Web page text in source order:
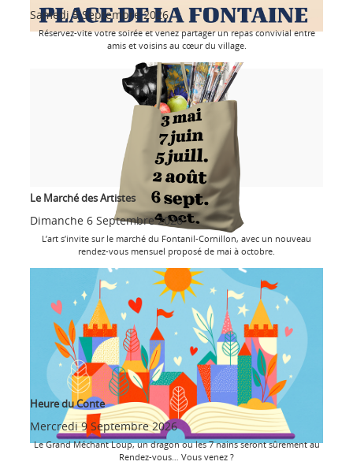
Samedi 5 Septembre 2026
Réservez-vite votre soirée et venez partager un repas convivial entre
amis et voisins au cœur du village.
Le Marché des Artistes
Dimanche 6 Septembre 2026
L’art s’invite sur le marché du Fontanil-Cornillon, avec un nouveau
rendez-vous mensuel proposé de mai à octobre.
Heure du Conte
Mercredi 9 Septembre 2026
Le Grand Méchant Loup, un dragon ou les 7 nains seront sûrement au
Rendez-vous… Vous venez ?